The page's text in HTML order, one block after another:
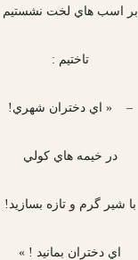
بر اسب هاي لخت نشستيم
تاختيم :
– « اي دختران شهري!
در خيمه هاي كولي
با شير گرم و تازه بسازيد!
اي دختران بمانيد ! »